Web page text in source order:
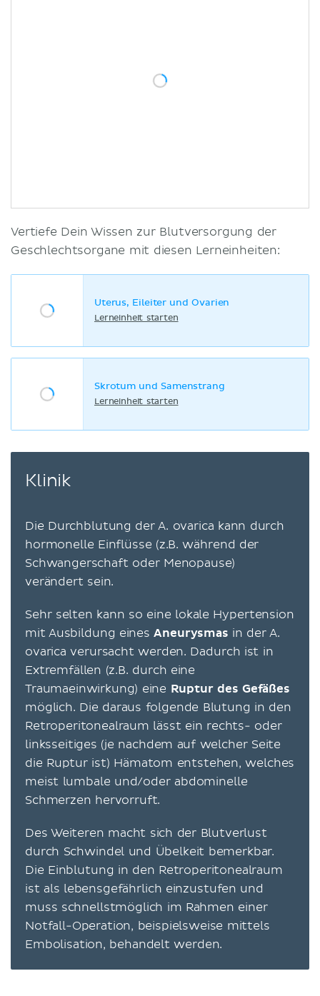
Vertiefe Dein Wissen zur Blutversorgung der
Geschlechtsorgane mit diesen Lerneinheiten:
Uterus, Eileiter und Ovarien
Lerneinheit starten
Skrotum und Samenstrang
Lerneinheit starten
Klinik
Die Durchblutung der A. ovarica kann durch
hormonelle Einflüsse (z.B. während der
Schwangerschaft oder Menopause)
verändert sein.
Sehr selten kann so eine lokale Hypertension
mit Ausbildung einesAneurysmas in der A.
ovarica verursacht werden. Dadurch ist in
Extremfällen (z.B. durch eine
Traumaeinwirkung) eine Ruptur des Gefäßes
möglich. Die daraus folgende Blutung in den
Retroperitonealraum lässt ein rechts- oder
linksseitiges (je nachdem auf welcher Seite
die Ruptur ist) Hämatom entstehen, welches
meist lumbale und/oder abdominelle
Schmerzen hervorruft.
Des Weiteren macht sich der Blutverlust
durch Schwindel und Übelkeit bemerkbar.
Die Einblutung in den Retroperitonealraum
ist als lebensgefährlich einzustufen und
muss schnellstmöglich im Rahmen einer
Notfall-Operation, beispielsweise mittels
Embolisation, behandelt werden.